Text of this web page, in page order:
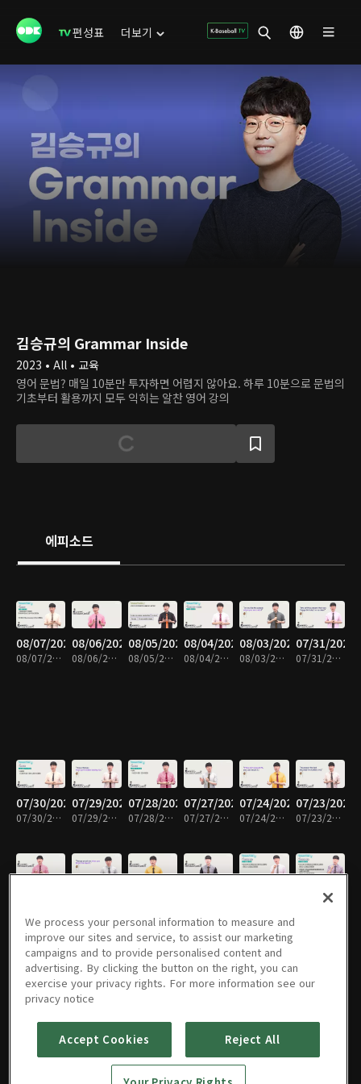
편성표 더보기
김승규의 Grammar Inside
2023 • All • 교육
영어 문법? 매일 10분만 투자하면 어렵지 않아요. 하루 10분으로 문법의
기초부터 활용까지 모두 익히는 알찬 영어 강의
에피소드
08/07/2026
08/07/2026 • 10분
08/06/2026
08/06/2026 • 10분
08/05/2026
08/05/2026 • 10분
08/04/2026
08/04/2026 • 10분
08/03/2026
08/03/2026 • 10분
07/31/2026
07/31/2026 • 10분
07/30/2026
07/30/2026 • 10분
07/29/2026
07/29/2026 • 10분
07/28/2026
07/28/2026 • 10분
07/27/2026
07/27/2026 • 10분
07/24/2026
07/24/2026 • 10분
07/23/2026
07/23/2026 • 10분
07/15/2026
07/14/2026
07/14/2026 • 10분
07/13/202607/10/202607/09/202607/08/202607/07/2026
We process your personal information to measure and
improve our sites and service, to assist our marketing
campaigns and to provide personalised content and
advertising. By clicking the button on the right, you can
exercise your privacy rights. For more information see our
privacy notice
Accept Cookies Reject All